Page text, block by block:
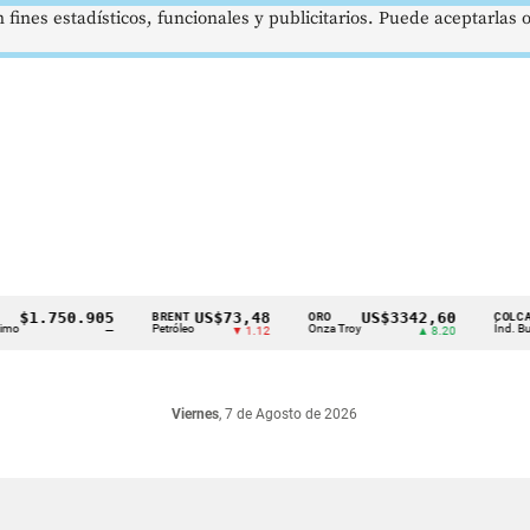
BRENT
Petróleo
US$73,48
▼ 1.12 Onza Troy
US$3342,60
▲ 8.20
COLCAP
Índ. Bursátil
Viernes, 7 de Agosto de 2026
estadísticos, funcionales y publicitarios. Puede aceptarlas